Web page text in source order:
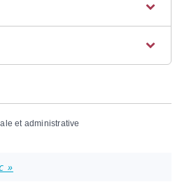
et administrative
»